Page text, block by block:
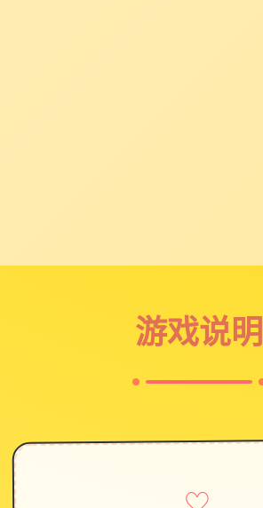
游戏说明